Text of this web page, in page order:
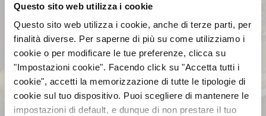
Questo sito web utilizza i cookie
Questo sito web utilizza i cookie, anche di terze parti, per
finalità diverse. Per saperne di più su come utilizziamo i
cookie o per modificare le tue preferenze, clicca su
"Impostazioni cookie". Facendo click su "Accetta tutti i
cookie", accetti la memorizzazione di tutte le tipologie di
cookie sul tuo dispositivo. Puoi scegliere di mantenere le
impostazioni di default, e dunque di non prestare il tuo
Progetto di Bilancio di
esercizio
pubblicato il 05/04/2007
AZIENDA